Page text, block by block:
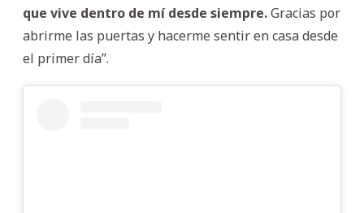
que vive dentro de mí desde siempre.Gracias por
abrirme las puertas y hacerme sentir en casa desde
el primer día”.